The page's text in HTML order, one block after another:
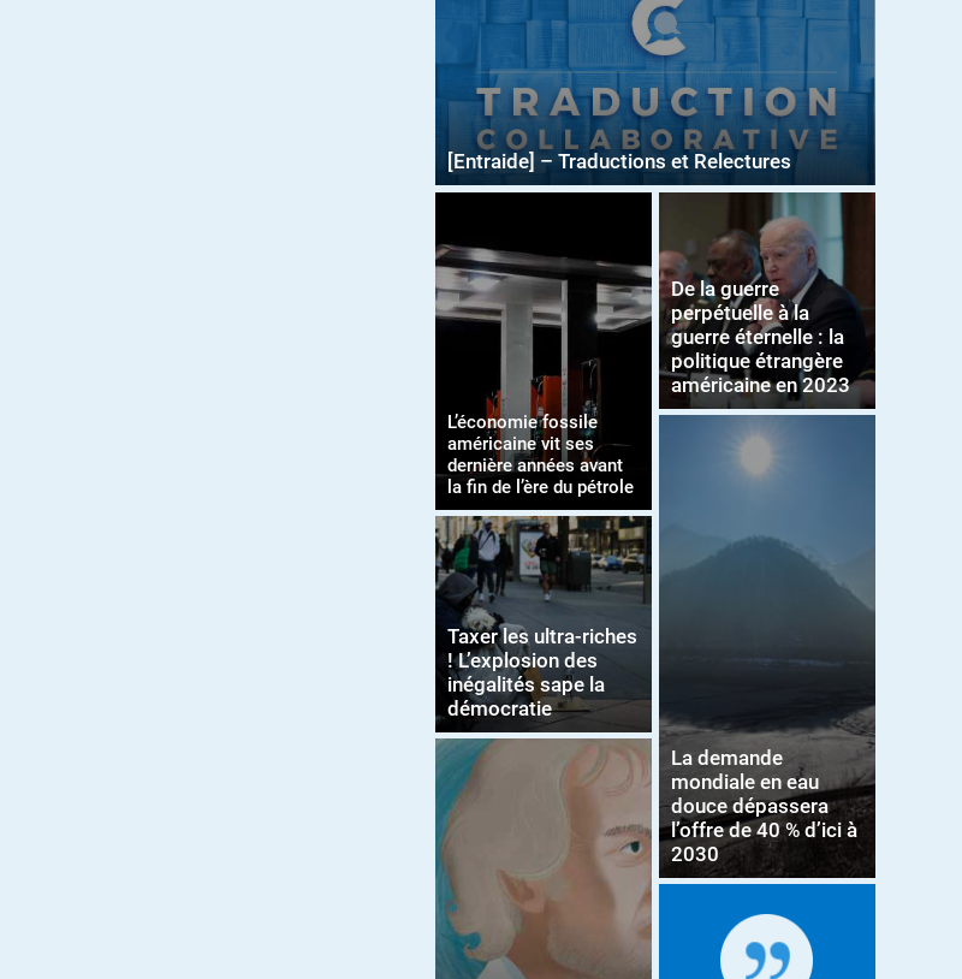
[Entraide] – Traductions et Relectures
L’économie fossile
américaine vit ses
dernière années avant
la fin de l’ère du pétrole
Taxer les ultra-riches
! L’explosion des
inégalités sape la
démocratie
De la guerre
perpétuelle à la
guerre éternelle : la
politique étrangère
américaine en 2023
La demande
mondiale en eau
douce dépassera
l’offre de 40 % d’ici à
2030